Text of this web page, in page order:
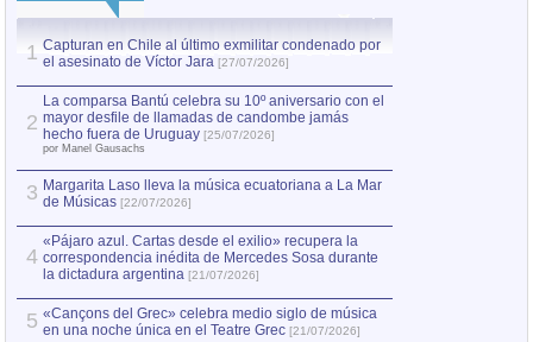
1 Capturan en Chile al último exmilitar condenado por
el asesinato de Víctor Jara [27/07/2026]
2
La comparsa Bantú celebra su 10º aniversario con el
mayor desfile de llamadas de candombe jamás
hecho fuera de Uruguay [25/07/2026]
por Manel Gausachs
3 Margarita Laso lleva la música ecuatoriana a La Mar
de Músicas [22/07/2026]
4
«Pájaro azul. Cartas desde el exilio» recupera la
correspondencia inédita de Mercedes Sosa durante
la dictadura argentina [21/07/2026]
5 «Cançons del Grec» celebra medio siglo de música
en una noche única en el Teatre Grec [21/07/2026]